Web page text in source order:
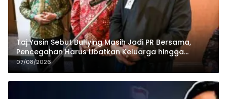
Taj Yasin Sebut Bullying Masih Jadi PR Bersama,
Pencegahan Harus Libatkan Keluarga hingga
Pesantren
07/08/2026